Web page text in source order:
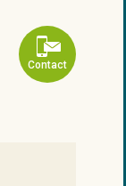
Contact